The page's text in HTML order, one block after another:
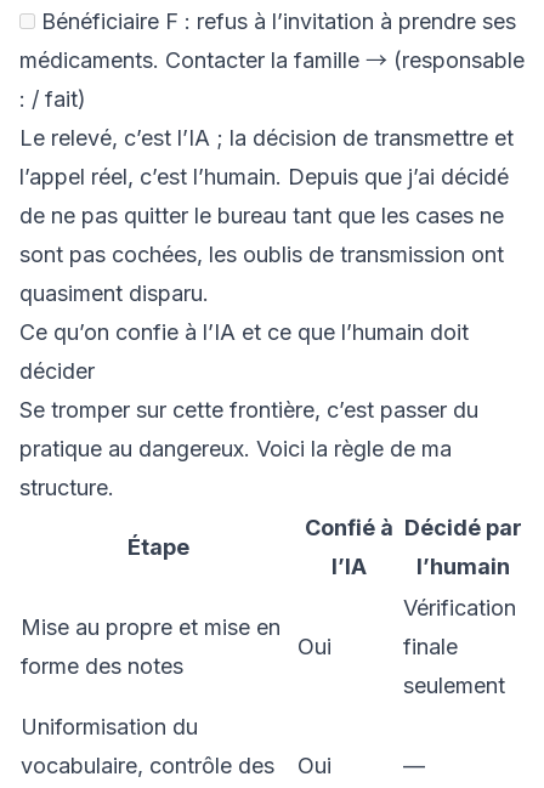
Bénéficiaire F : refus à l’invitation à prendre ses
médicaments. Contacter la famille → (responsable
: / fait)
Le relevé, c’est l’IA ; la décision de transmettre et
l’appel réel, c’est l’humain. Depuis que j’ai décidé
de ne pas quitter le bureau tant que les cases ne
sont pas cochées, les oublis de transmission ont
quasiment disparu.
Ce qu’on confie à l’IA et ce que l’humain doit
décider
Se tromper sur cette frontière, c’est passer du
pratique au dangereux. Voici la règle de ma
structure.
Étape
Confié à
l’IA
Décidé par
l’humain
Mise au propre et mise en
forme des notes
Oui
Vérification
finale
seulement
Uniformisation du
vocabulaire, contrôle des
Oui —